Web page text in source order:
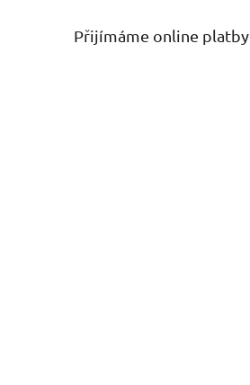
Přijímáme online platby